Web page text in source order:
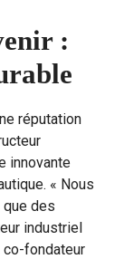
:
réputation
innovante
« Nous
des
industriel
co-fondateur